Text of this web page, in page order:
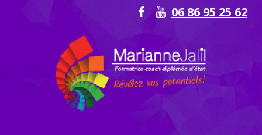
06 86 95 25 62